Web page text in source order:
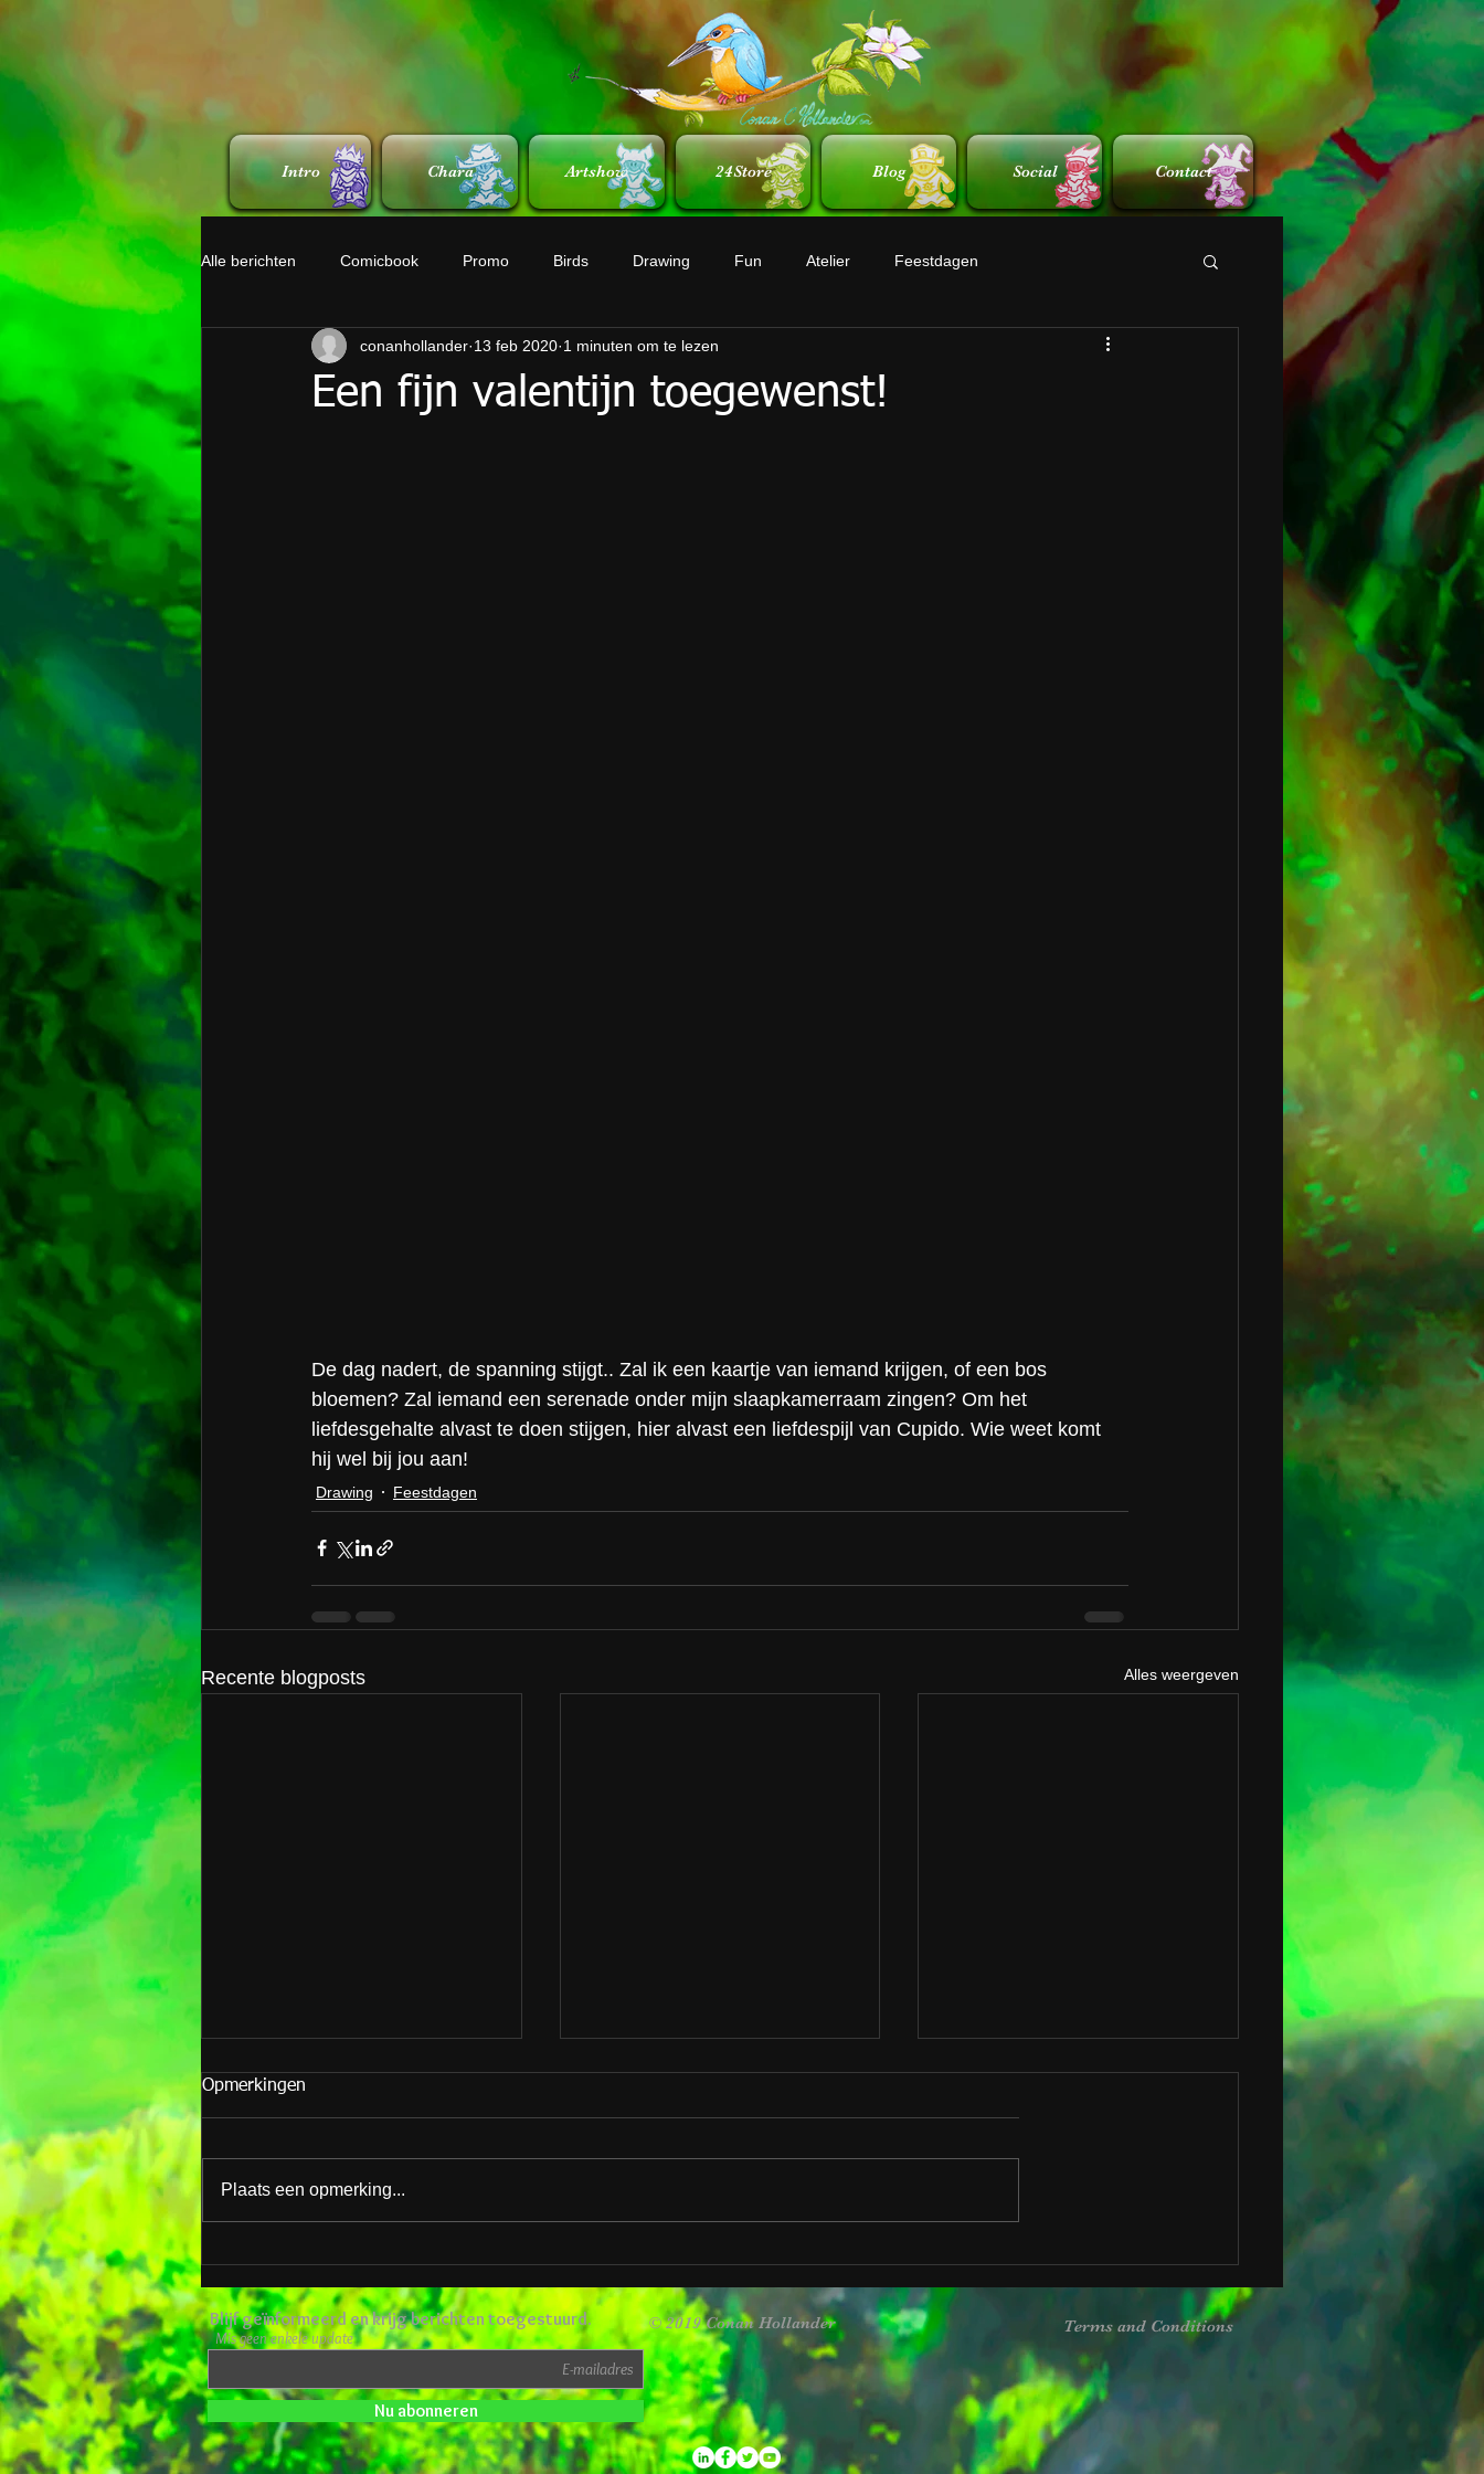
Intro Chara Artshow 24Store Blog Social Contact
Alle berichten Comicbook Promo Birds Drawing Fun Atelier Feestdagen
Een fijn valentijn toegewenst!
conanhollander 13 feb 2020 1 minuten om te lezen
De dag nadert, de spanning stijgt.. Zal ik een kaartje van iemand krijgen, of een bos
bloemen? Zal iemand een serenade onder mijn slaapkamerraam zingen? Om het
liefdesgehalte alvast te doen stijgen, hier alvast een liefdespijl van Cupido. Wie weet komt
hij wel bij jou aan!
Drawing Feestdagen
Recente blogposts Alles weergeven
Nieuw logo in aantocht!
Opmerkingen
Plaats een opmerking...
© 2019 Conan Hollander
Blijf geïnformeerd en krijg berichten toegestuurd.
Mis geen enkele update
Nu abonneren
Terms and Conditions